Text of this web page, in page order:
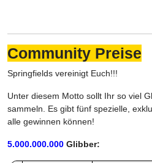
Community Preise
Springfields vereinigt Euch!!!
Unter diesem Motto sollt Ihr so viel
sammeln. Es gibt fünf spezielle,
alle gewinnen können!
5.000.000.000 Glibber: